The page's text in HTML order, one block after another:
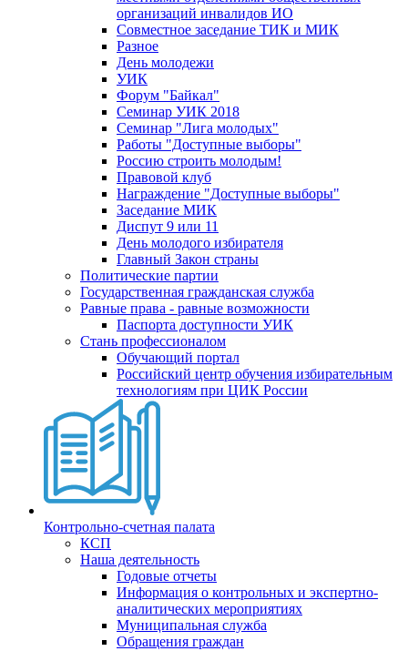
организаций инвалидов ИО
Совместное заседание ТИК и МИК
Разное
День молодежи
УИК
Форум "Байкал"
Семинар УИК 2018
Семинар "Лига молодых"
Работы "Доступные выборы"
Россию строить молодым!
Правовой клуб
Награждение "Доступные выборы"
Заседание МИК
Диспут 9 или 11
День молодого избирателя
Главный Закон страны
Политические партии
Государственная гражданская служба
Равные права - равные возможности
Паспорта доступности УИК
Стань профессионалом
Обучающий портал
Российский центр обучения избирательным
технологиям при ЦИК России
Контрольно-счетная палата
КСП
Наша деятельность
Годовые отчеты
Информация о контрольных и экспертно-
аналитических мероприятиях
Муниципальная служба
Обращения граждан